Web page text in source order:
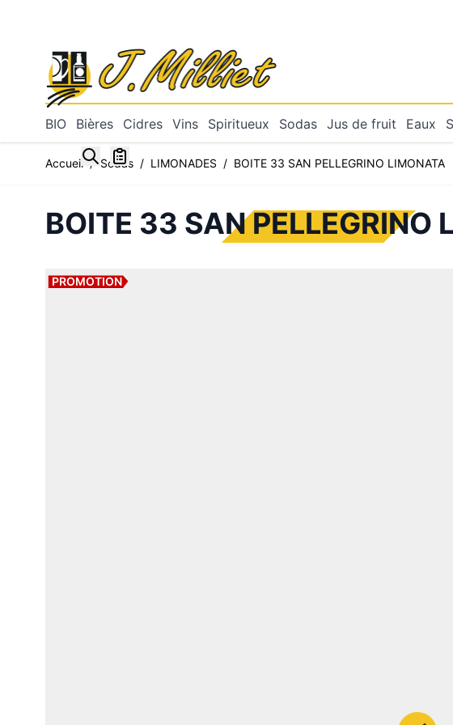
BIO Bières Cidres Vins Spiritueux Sodas Jus de fruit Eaux
Toggle minicart, Mon panier est vide
Accueil / Sodas / LIMONADES / BOITE 33 SAN PELLEGRINO LIMONATA
BOITE 33 SAN PELLEGRINO
PROMOTION